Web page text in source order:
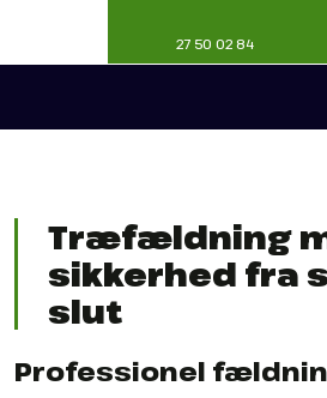
27 50 02 84
Træfældning
sikkerhed fra
slut
Professionel